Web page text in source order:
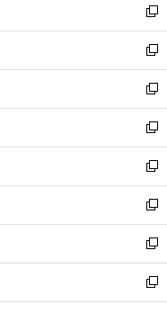
ド
ウ
で
開
く
ィ
ン
ド
ウ
で
開
く
い
ウ
ィ
ン
ド
ウ
で
開
く
新
し
い
ウ
ィ
ン
ド
ウ
で
開
く
新
し
い
ウ
ィ
ン
ド
ウ
で
開
く
新
し
い
ウ
ィ
ン
ド
ウ
で
開
く
新
し
い
ウ
ィ
ン
ド
ウ
で
開
新
し
い
ウ
ィ
ン
ド
ウ
新
し
い
ウ
ィ
ン
新
し
い
ウ
新
し